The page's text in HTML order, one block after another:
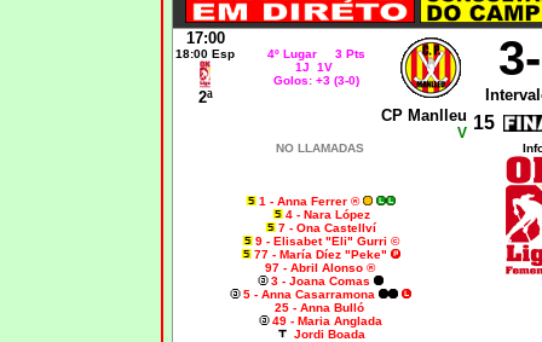
17:00
18:00 Esp
2ª
4º Lugar 3 Pts
1J 1V
Golos: +3 (3-0)
3
CP Manlleu
V 15
NO LLAMADAS
1 - Anna Ferrer ®
4 - Nara López
7 - Ona Castellví
9 - Elisabet "Eli" Gurri ©
77 - María Díez "Peke"
97 - Abril Alonso ®
3 - Joana Comas
5 - Anna Casarramona
25 - Anna Bulló
49 - Maria Anglada
Jordi Boada